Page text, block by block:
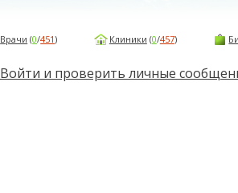
Врачи (0/451) Клиники (0/457)
Войти и проверить личные